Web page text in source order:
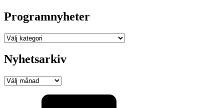
Programnyheter
Programnyheter
Nyhetsarkiv
Nyhetsarkiv